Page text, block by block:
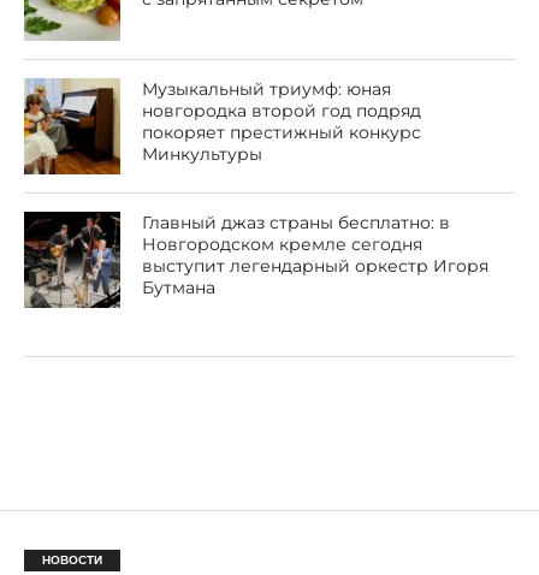
Музыкальный триумф: юная
новгородка второй год подряд
покоряет престижный конкурс
Минкультуры
Главный джаз страны бесплатно: в
Новгородском кремле сегодня
выступит легендарный оркестр Игоря
Бутмана
НОВОСТИ